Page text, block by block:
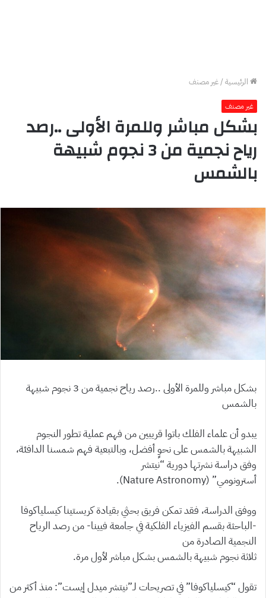
الرئيسية/غير مصنف
غير مصنف
بشكل مباشر وللمرة الأولى ..رصد
رياح نجمية من 3 نجوم شبيهة
بالشمس
بشكل مباشر وللمرة الأولى ..رصد رياح نجمية من 3 نجوم شبيهة
بالشمس
يبدو أن علماء الفلك باتوا قريبين من فهم عملية تطور النجوم
الشبيهة بالشمس على نحوٍ أفضل، وبالتبعية فهم شمسنا الدافئة،
وفق دراسة نشرتها دورية “نيتشر
أسترونومي” (Nature Astronomy).
ووفق الدراسة، فقد تمكن فريق بحثي بقيادة كريستينا كيسلياكوفا
-الباحثة بقسم الفيزياء الفلكية في جامعة فيينا- من رصد الرياح
النجمية الصادرة من
ثلاثة نجوم شبيهة بالشمس بشكل مباشر لأول مرة.
تقول “كيسلياكوفا” في تصريحات لـ”نيتشر ميدل إيست”: منذ أكثر من